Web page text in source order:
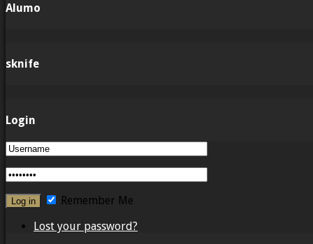
Alumo
sknife
Login
Remember Me
Lost your password?